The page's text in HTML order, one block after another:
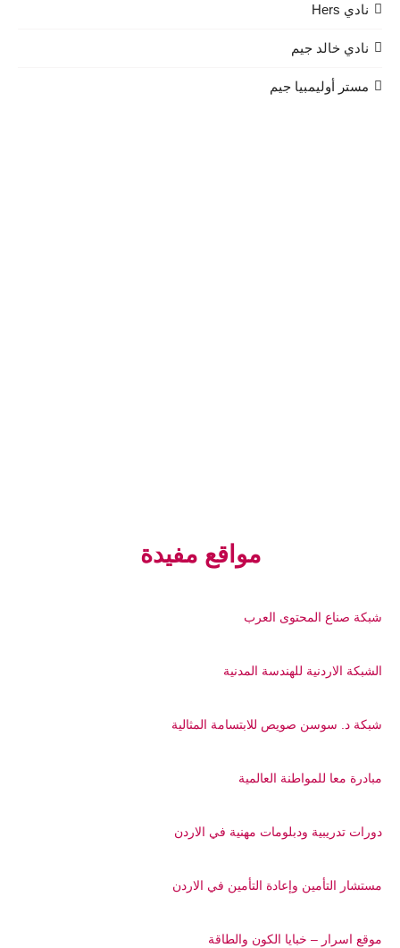
نادي Hers
نادي خالد جيم
مستر أوليمبيا جيم
مواقع مفيدة
شبكة صناع المحتوى العرب
الشبكة الاردنية للهندسة المدنية
شبكة د. سوسن صويص للابتسامة المثالية
مبادرة معا للمواطنة العالمية
دورات تدريبية ودبلومات مهنية في الاردن
مستشار التأمين وإعادة التأمين في الاردن
موقع اسرار – خبايا الكون والطاقة